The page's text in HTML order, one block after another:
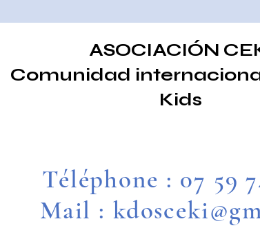
ASOCIACIÓN
Comunidad
Kids
Téléphone : 07 59
Mail :